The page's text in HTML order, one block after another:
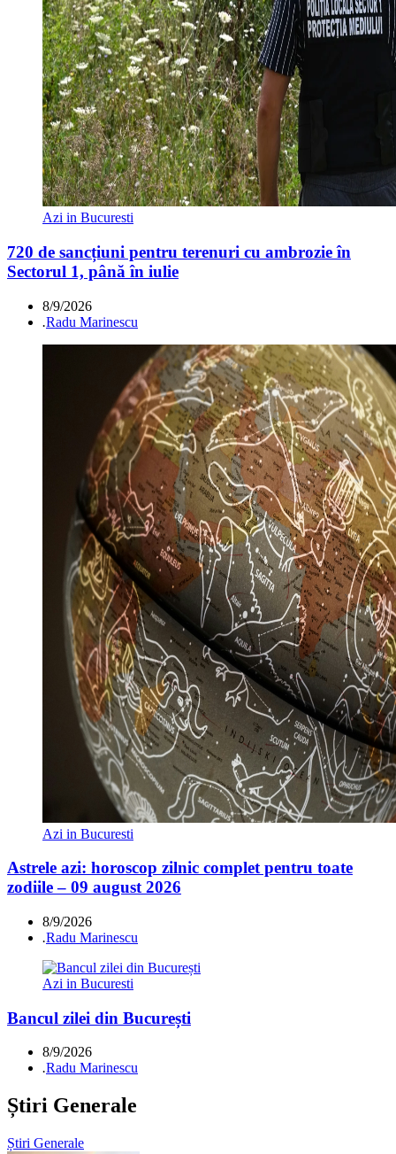
Azi in Bucuresti
720 de sancțiuni pentru terenuri cu ambrozie în
Sectorul 1, până în iulie
8/9/2026
.Radu Marinescu
Azi in Bucuresti
Astrele azi: horoscop zilnic complet pentru toate
zodiile – 09 august 2026
8/9/2026
.Radu Marinescu
Azi in Bucuresti
Bancul zilei din București
8/9/2026
.Radu Marinescu
Știri Generale
Știri Generale